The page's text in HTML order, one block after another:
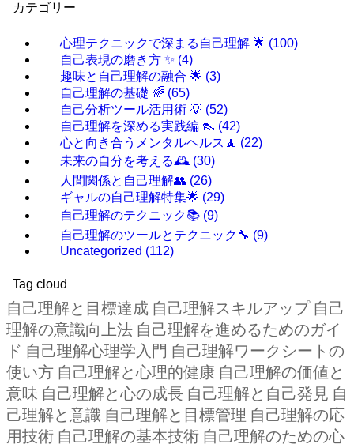
カテゴリー
心理テクニックで深まる自己理解 🌟 (100)
自己表現の磨き方 ✨ (4)
趣味と自己理解の融合 🌟 (3)
自己理解の基礎 🌈 (65)
自己分析ツール活用術 💡 (52)
自己理解を深める実践編 👠 (42)
心と向き合うメンタルヘルス🧘 (22)
未来の自分を考える🕰️ (30)
人間関係と自己理解👥 (26)
ギャルの自己理解特集🌟 (29)
自己理解のテクニック📚 (9)
自己理解のツールとテクニック🔧 (9)
Uncategorized (112)
Tag cloud
自己理解と目標達成 自己理解スキルアップ 自己
理解の意識向上法 自己理解を進めるためのガイ
ド 自己理解心理学入門 自己理解ワークシートの
使い方 自己理解と心理的健康 自己理解の価値と
意味 自己理解と心の成長 自己理解と自己発見 自
己理解と意識 自己理解と目標管理 自己理解の応
用技術 自己理解の基本技術 自己理解のための心